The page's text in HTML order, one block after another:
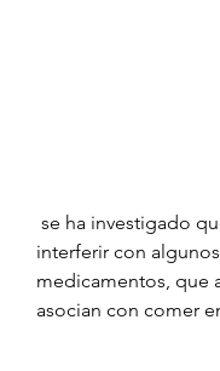
interferir con algunos
medicamentos, que
asocian con comer